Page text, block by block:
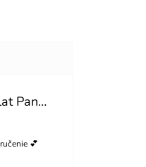
Viktória Falat Panisová
je 5 z 5 hviezdičiek.
💕